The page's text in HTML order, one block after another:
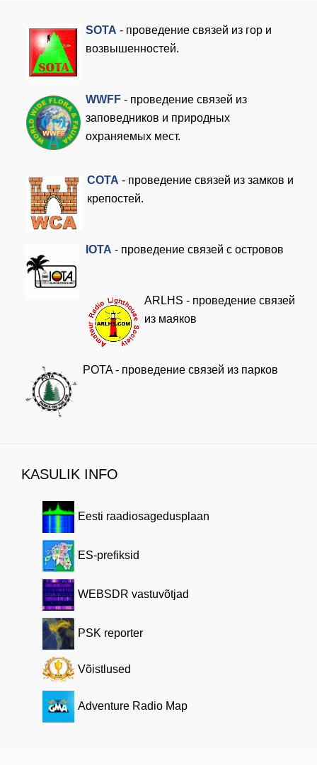
SOTA - проведение связей из гор и
возвышенностей.
WWFF - проведение связей из
заповедников и природных
охраняемых мест.
COTA - проведение связей из замков и
крепостей.
OTA - проведение связей с островов
ARLHS - проведение связей
из маяков
POTA - проведение связей из парков
KASULIK INFO
Eesti raadiosagedusplaan
ES-prefiksid
WEBSDR vastuvõtjad
PSK reporter
Võistlused
Adventure Radio Map